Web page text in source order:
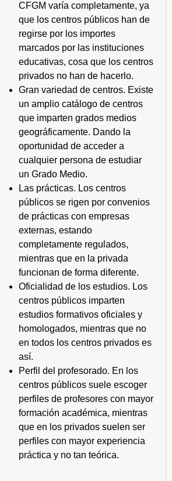
CFGM varía completamente, ya
que los centros públicos han de
regirse por los importes
marcados por las instituciones
educativas, cosa que los centros
privados no han de hacerlo.
Gran variedad de centros. Existe
un amplio catálogo de centros
que imparten grados medios
geográficamente. Dando la
oportunidad de acceder a
cualquier persona de estudiar
un Grado Medio.
Las prácticas. Los centros
públicos se rigen por convenios
de prácticas con empresas
externas, estando
completamente regulados,
mientras que en la privada
funcionan de forma diferente.
Oficialidad de los estudios. Los
centros públicos imparten
estudios formativos oficiales y
homologados, mientras que no
en todos los centros privados es
así.
Perfil del profesorado. En los
centros públicos suele escoger
perfiles de profesores con mayor
formación académica, mientras
que en los privados suelen ser
perfiles con mayor experiencia
práctica y no tan teórica.